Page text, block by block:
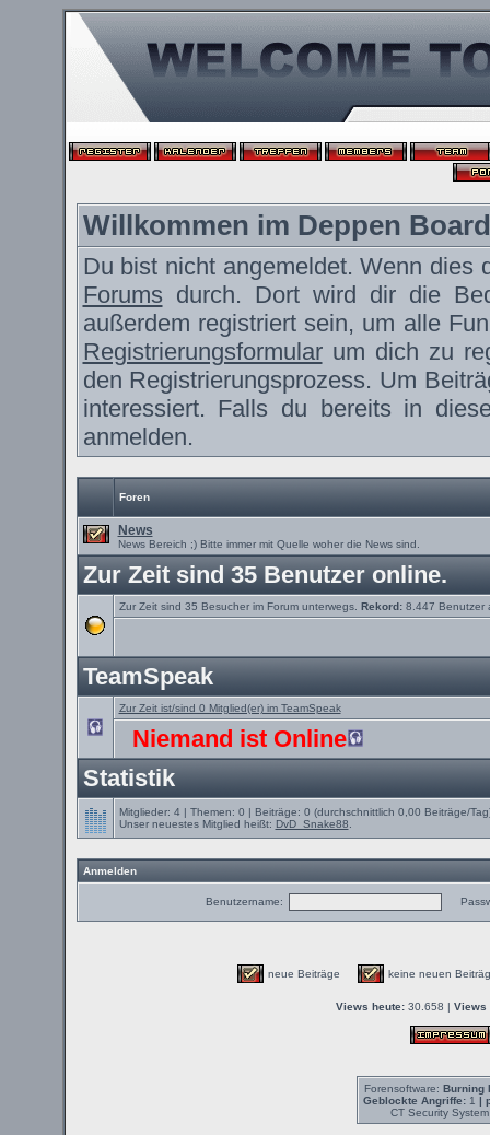
Willkommen im Deppen Board
Du bist nicht angemeldet. Wenn
Forums durch. Dort wird dir die
außerdem registriert sein, um alle
Registrierungsformularum dich zu
den Registrierungsprozess. Um
interessiert. Falls du bereits in
anmelden.
Foren
News
News Bereich ;) Bitte immer mit Quelle woher die News sind.
Zur Zeit sind 35 Benutzer online.
Zur Zeit sind 35 Besucher im Forum unterwegs. Rekord:8.447 Benutzer
TeamSpeak
Zur Zeit ist/sind 0 Mitglied(er) im TeamSpeak
Niemand ist Online
Statistik
Mitglieder: 4 | Themen: 0 | Beiträge: 0 (durchschnittlich 0,00 Beiträge/
Unser neuestes Mitglied heißt: DvD_Snake88
Anmelden
Benutzername:
neue Beiträge keine neuen
Views heute: 30.658 | Views
Forensoftware: Burning
Geblockte Angriffe:1 |
CT Security